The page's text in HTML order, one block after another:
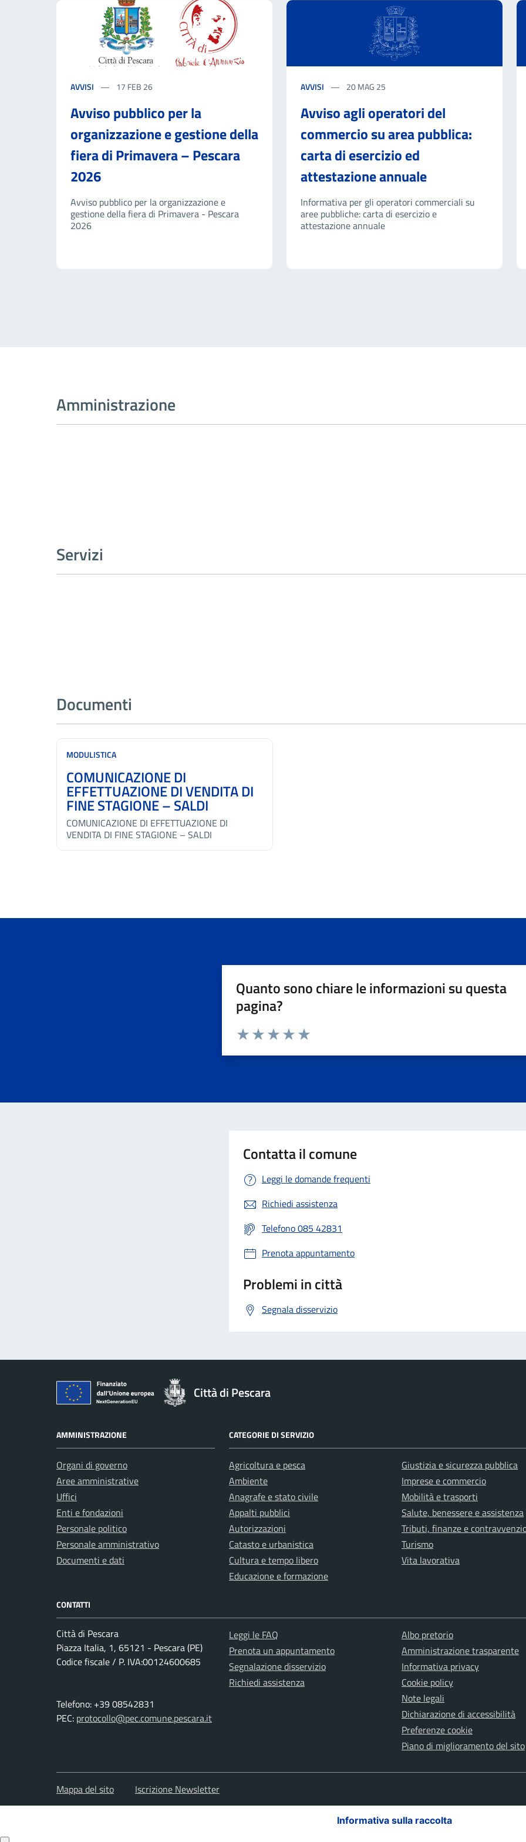
AVVISI 17 FEB 26
Avviso pubblico per la
organizzazione e gestione della
fiera di Primavera – Pescara
2026
Avviso pubblico per la organizzazione e
gestione della fiera di Primavera - Pescara
2026
AVVISI 20 MAG 25
Avviso agli operatori del
commercio su area pubblica:
carta di esercizio ed
attestazione annuale
Informativa per gli operatori commerciali su
aree pubbliche: carta di esercizio e
attestazione annuale
Amministrazione
Servizi
Documenti
MODULISTICA
COMUNICAZIONE DI
EFFETTUAZIONE DI VENDITA DI
FINE STAGIONE – SALDI
COMUNICAZIONE DI EFFETTUAZIONE DI
VENDITA DI FINE STAGIONE – SALDI
Quanto sono chiare le informazioni su questa
pagina?
Contatta il comune
Leggi le domande frequenti
Richiedi assistenza
Telefono 085 42831
Prenota appuntamento
Problemi in città
Segnala disservizio
Città di Pescara
AMMINISTRAZIONE
Organi di governo
Aree amministrative
Uffici
Enti e fondazioni
Personale politico
Personale amministrativo
Documenti e dati
CATEGORIE DI SERVIZIO
Agricoltura e pesca
Ambiente
Anagrafe e stato civile
Appalti pubblici
Autorizzazioni
Catasto e urbanistica
Cultura e tempo libero
Educazione e formazione
Giustizia e sicurezza pubblica
Imprese e commercio
Mobilità e trasporti
Salute, benessere e assistenza
Tributi, finanze e
Turismo
Vita lavorativa
CONTATTI
Città di Pescara
Piazza Italia, 1, 65121 - Pescara (PE)
Codice fiscale / P. IVA:00124600685
Telefono: +39 08542831
PEC: protocollo@pec.comune.pescara.it
Leggi le FAQ
Prenota un appuntamento
Segnalazione disservizio
Richiedi assistenza
Albo pretorio
Amministrazione trasparente
Informativa privacy
Cookie policy
Note legali
Dichiarazione di accessibilità
Preferenze cookie
Piano di miglioramento del sito
Mappa del sito Iscrizione Newsletter
Informativa sulla raccolta